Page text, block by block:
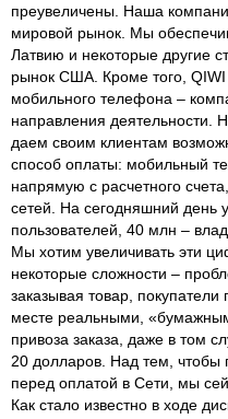
преувеличены. Наша
мировой рынок. Мы
Латвию и некоторые другие
рынок США. Кроме того, QIWI
мобильного телефона –
направления
даем своим клиентам
способ оплаты: мобильный
напрямую с расчетного
сетей. На сегодняшний день
пользователей, 40 млн –
Мы хотим увеличивать эти
некоторые сложности –
заказывая товар,
месте реальными,
привоза заказа, даже в том
20 долларов. Над тем, чтобы
перед оплатой в Сети, мы
Как стало известно в ходе